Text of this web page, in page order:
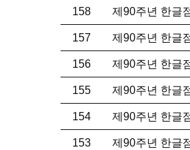
158 제90주년 한글
157 제90주년 한글
156 제90주년 한글
155 제90주년 한글
154 제90주년 한글
153 제90주년 한글